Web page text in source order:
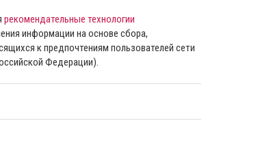
рекомендательные технологии
информации на основе сбора,
к предпочтениям пользователей сети
Федерации).